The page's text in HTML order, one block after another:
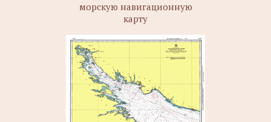
морскую навигационную
карту